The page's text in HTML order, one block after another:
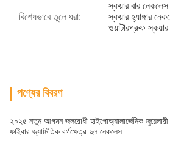
বিশেষভাবে তুলে ধরা:
স্কয়ার বার
স্কয়ার হ্যাঙ্গার
ওয়াটারপ্রুফ স্কয়ার
পণ্যের বিবরণ
২০২৫ নতুন আগমন জলরোধী হাইপোঅ্যালার্জেনিক জুয়েলারী
ফাইবার জ্যামিতিক বর্গক্ষেত্র দুল নেকলেস